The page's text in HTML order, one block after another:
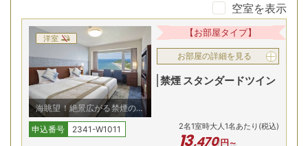
絶景レストラン！和洋中ビュッフェ
空室を表示
洋室
海眺望！絶景広がる禁煙の洋
室にご案内/例
【お部屋タイプ】
お部屋の詳細を見る
禁煙 スタンダードツイン
申込番号 2341-W1011 2名1室時大人1名あたり(税込)
13,470円～